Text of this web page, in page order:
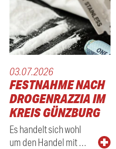
03.07.2026
FESTNAHME NACH
DROGENRAZZIA IM
KREIS GÜNZBURG
Es handelt sich wohl
um den Handel mit …